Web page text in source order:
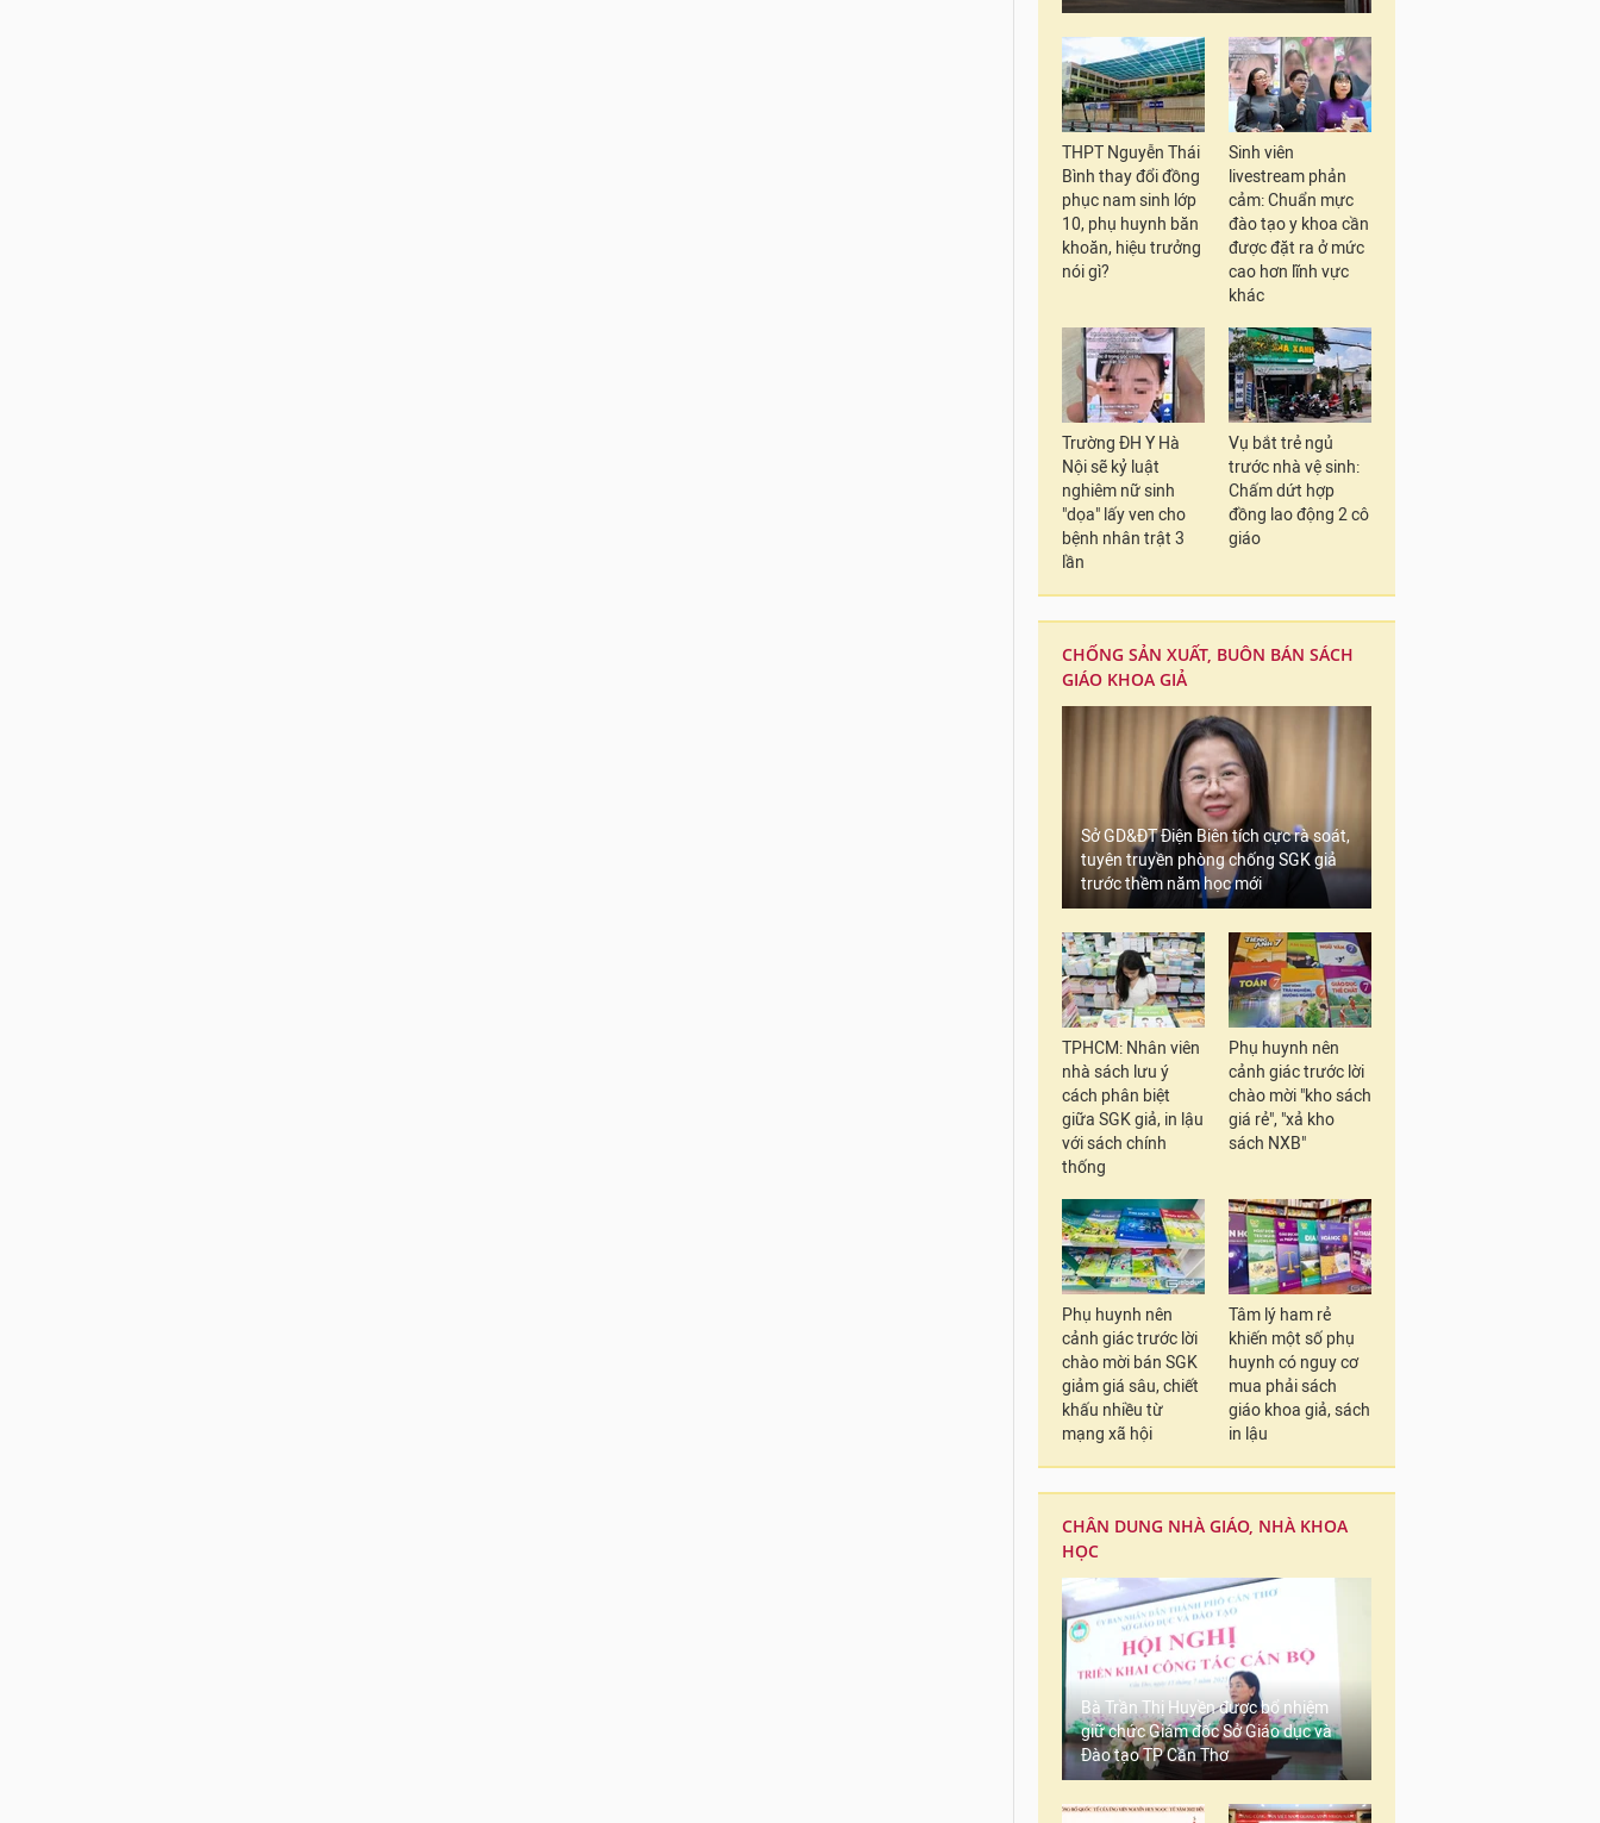
THPT Nguyễn Thái
Bình thay đổi đồng
phục nam sinh lớp
10, phụ huynh băn
khoăn, hiệu trưởng
nói gì?
Sinh viên
livestream phản
cảm: Chuẩn mực
đào tạo y khoa cần
được đặt ra ở mức
cao hơn lĩnh vực
khác
Trường ĐH Y Hà
Nội sẽ kỷ luật
nghiêm nữ sinh
"dọa" lấy ven cho
bệnh nhân trật 3
lần
Vụ bắt trẻ ngủ
trước nhà vệ sinh:
Chấm dứt hợp
đồng lao động 2 cô
giáo
CHỐNG SẢN XUẤT, BUÔN BÁN SÁCH
GIÁO KHOA GIẢ
Sở GD&ĐT Điện Biên tích cực rà soát,
tuyên truyền phòng chống SGK giả
trước thềm năm học mới
TPHCM: Nhân viên
nhà sách lưu ý
cách phân biệt
giữa SGK giả, in lậu
với sách chính
thống
Phụ huynh nên
cảnh giác trước lời
chào mời "kho sách
giá rẻ", "xả kho
sách NXB"
Phụ huynh nên
cảnh giác trước lời
chào mời bán SGK
giảm giá sâu, chiết
khấu nhiều từ
mạng xã hội
Tâm lý ham rẻ
khiến một số phụ
huynh có nguy cơ
mua phải sách
giáo khoa giả, sách
in lậu
CHÂN DUNG NHÀ GIÁO, NHÀ KHOA
HỌC
Bà Trần Thị Huyền được bổ nhiệm
giữ chức Giám đốc Sở Giáo dục và
Đào tạo TP Cần Thơ